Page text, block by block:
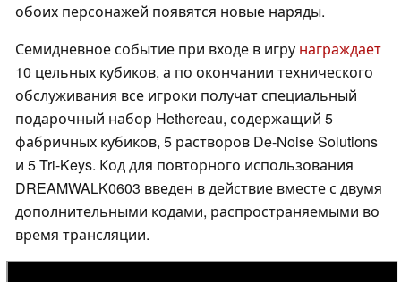
обоих персонажей появятся новые наряды.
Семидневное событие при входе в игру награждает
10 цельных кубиков, а по окончании технического
обслуживания все игроки получат специальный
подарочный набор Hethereau, содержащий 5
фабричных кубиков, 5 растворов De-Noise Solutions
и 5 Tri-Keys. Код для повторного использования
DREAMWALK0603 введен в действие вместе с двумя
дополнительными кодами, распространяемыми во
время трансляции.